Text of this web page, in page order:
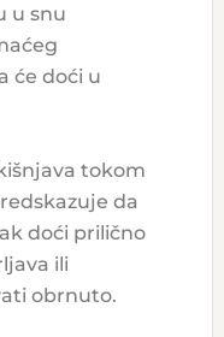
u snu
će doći u
tokom
da
doći prilično
ili
obrnuto.